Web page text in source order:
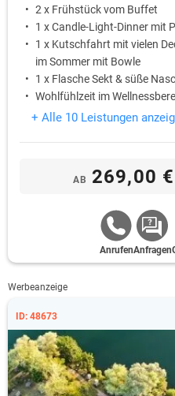
2 x Frühstück vom Buffet
1 x Candle-Light-Dinner mit
1 x Kutschfahrt mit vielen
im Sommer mit Bowle
1 x Flasche Sekt & süße
Wohlfühlzeit im
+ Alle 10 Leistungen
AB 269,00 €
AnrufenAnfragen
Werbeanzeige
ID: 48673